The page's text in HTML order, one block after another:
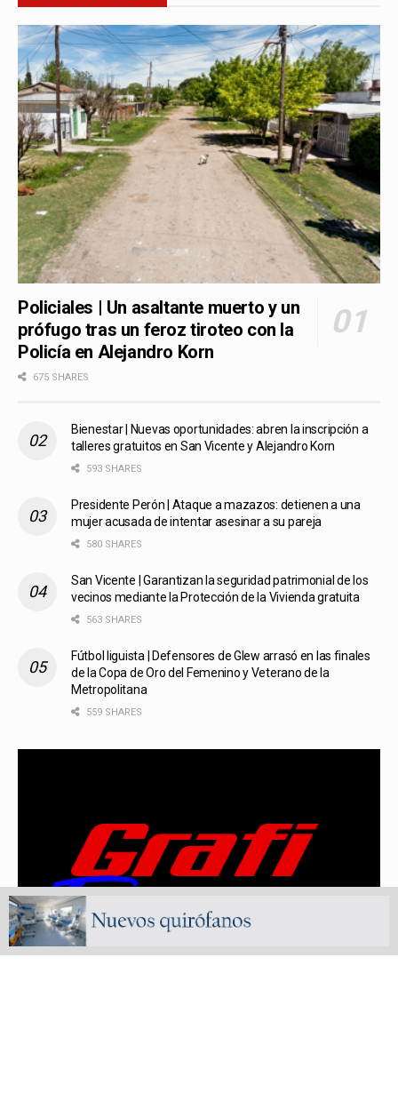
Policiales | Un asaltante muerto y un
prófugo tras un feroz tiroteo con la
Policía en Alejandro Korn
675 SHARES
Bienestar | Nuevas oportunidades: abren la inscripción a
talleres gratuitos en San Vicente y Alejandro Korn
593 SHARES
Presidente Perón | Ataque a mazazos: detienen a una
mujer acusada de intentar asesinar a su pareja
580 SHARES
San Vicente | Garantizan la seguridad patrimonial de los
vecinos mediante la Protección de la Vivienda gratuita
563 SHARES
Fútbol liguista | Defensores de Glew arrasó en las finales
de la Copa de Oro del Femenino y Veterano de la
Metropolitana
559 SHARES